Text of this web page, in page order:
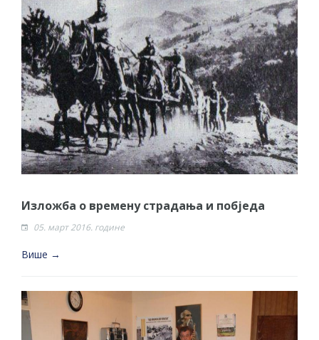
Изложба о времену страдања и побједа
05. март 2016. године
Више →